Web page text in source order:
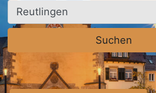
Ort, Stadt
Suchen